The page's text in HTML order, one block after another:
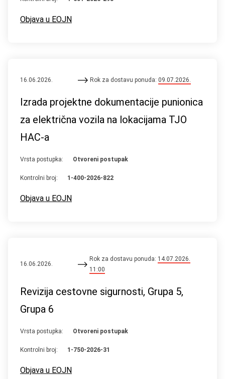
Objava u EOJN
16.06.2026. Rok za dostavu ponuda: 09.07.2026.
Izrada projektne dokumentacije punionica
za električna vozila na lokacijama TJO
HAC-a
Vrsta postupka: Otvoreni postupak
Kontrolni broj: 1-400-2026-822
Objava u EOJN
16.06.2026.
Rok za dostavu ponuda: 14.07.2026.
11:00
Revizija cestovne sigurnosti, Grupa 5,
Grupa 6
Vrsta postupka: Otvoreni postupak
Kontrolni broj: 1-750-2026-31
Objava u EOJN